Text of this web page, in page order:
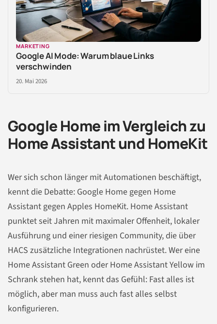
MARKETING
Google AI Mode: Warum blaue Links
verschwinden
20. Mai 2026
Google Home im Vergleich zu
Home Assistant und HomeKit
Wer sich schon länger mit Automationen beschäftigt,
kennt die Debatte: Google Home gegen Home
Assistant gegen Apples HomeKit. Home Assistant
punktet seit Jahren mit maximaler Offenheit, lokaler
Ausführung und einer riesigen Community, die über
HACS zusätzliche Integrationen nachrüstet. Wer eine
Home Assistant Green oder Home Assistant Yellow im
Schrank stehen hat, kennt das Gefühl: Fast alles ist
möglich, aber man muss auch fast alles selbst
konfigurieren.